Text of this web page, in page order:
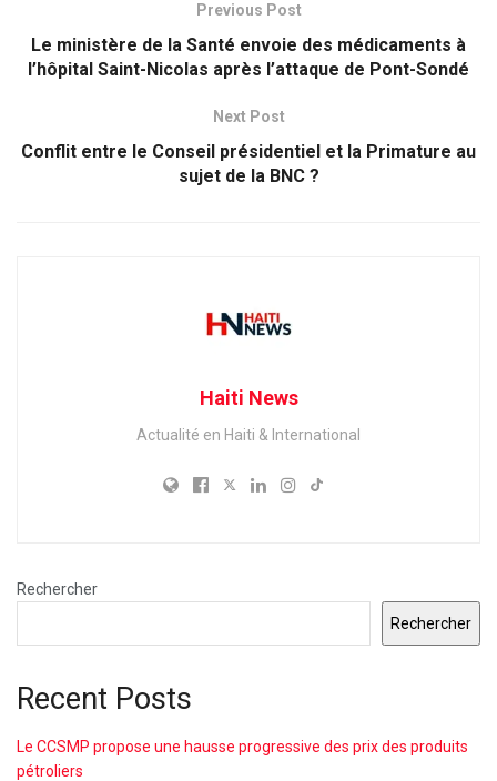
Previous Post
Le ministère de la Santé envoie des médicaments à
l’hôpital Saint-Nicolas après l’attaque de Pont-Sondé
Next Post
Conflit entre le Conseil présidentiel et la Primature au
sujet de la BNC ?
Haiti News
Actualité en Haiti & International
Rechercher
Rechercher
Recent Posts
Le CCSMP propose une hausse progressive des prix des produits
pétroliers